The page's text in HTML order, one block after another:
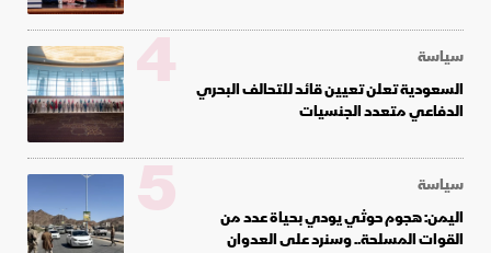
سياسة
السعودية تعلن تعيين قائد للتحالف البحري
الدفاعي متعدد الجنسيات
4
سياسة
اليمن: هجوم حوثي يودي بحياة عدد من
القوات المسلحة.. وسنرد على العدوان
5